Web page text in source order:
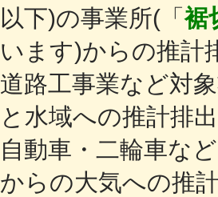
以下)の事業所(「裾
います)からの推計
道路工事業など対
と水域への推計排
自動車・二輪車な
からの大気への推